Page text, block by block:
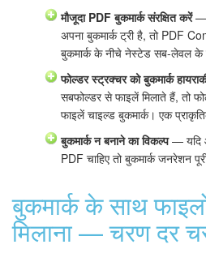
मौजूदा PDF बुकमार्क संरक्षित करें—
अपना बुकमार्क ट्री है, तो PDF
बुकमार्क के नीचे नेस्टेड सब-लेवल
फोल्डर स्ट्रक्चर को बुकमार्क
सबफोल्डर से फाइलें मिलाते हैं, तो
फाइलें चाइल्ड बुकमार्क। एक
बुकमार्क न बनाने का विकल्प— यदि
PDF चाहिए तो बुकमार्क जनरेशन
बुकमार्क के साथ
मिलाना — चरण दर